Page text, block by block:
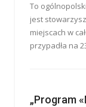
To
jest
miejscach w
przypadła na
„Program